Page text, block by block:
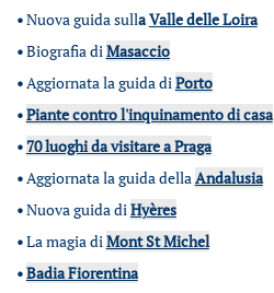
•Nuova guida sullaValle delle Loira
•Biografia diMasaccio
•Aggiornata la guida diPorto
•Piante contro l'inquinamento di casa
• 70 luoghi da visitare a Praga
•Aggiornata la guida dellaAndalusia
•Nuova guida diHyères
•La magia diMont St Michel
•Badia Fiorentina